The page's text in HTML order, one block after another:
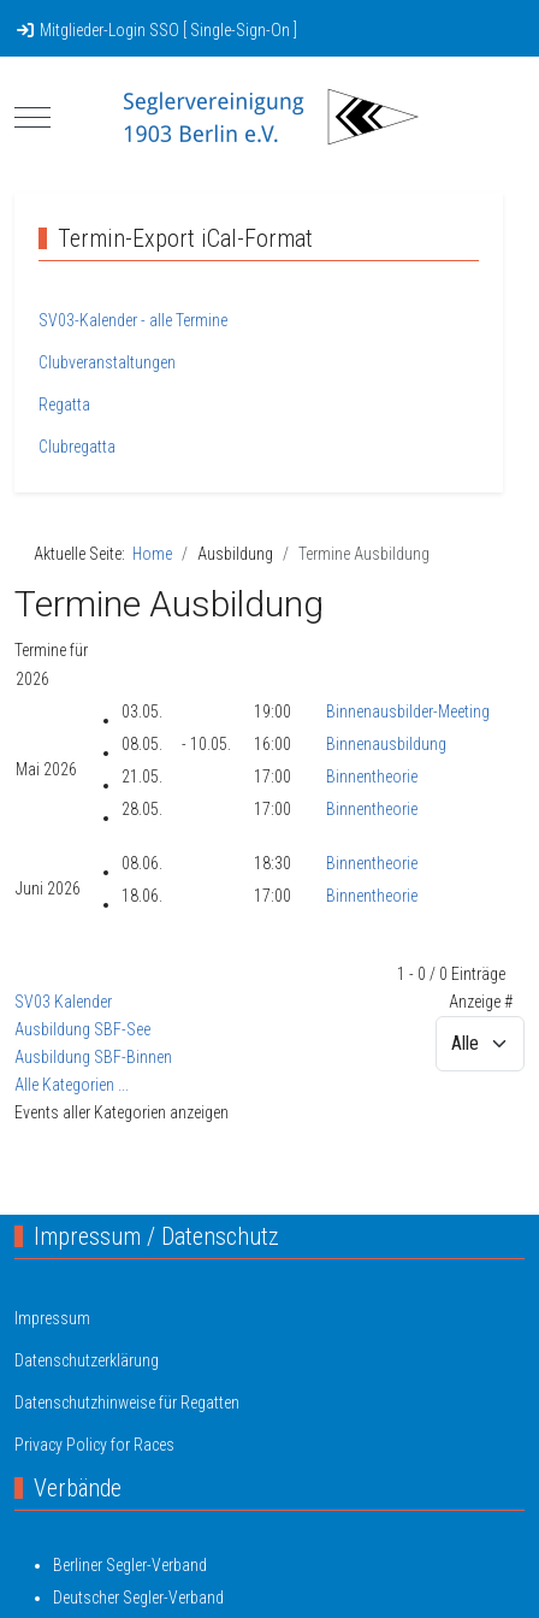
Mitglieder-Login SSO [ Single-Sign-On ]
Mobile Menu Toggle
Termin-Export iCal-Format
SV03-Kalender - alle Termine
Clubveranstaltungen
Regatta
Clubregatta
Aktuelle Seite: Home Ausbildung Termine Ausbildung
Termine Ausbildung
Termine für
2026
Mai 2026
03.05. 19:00
Binnenausbilder-Meeting
08.05.
- 10.05. 16:00
Binnenausbildung
21.05.
17:00
Binnentheorie
28.05.
17:00 Binnentheorie
Juni 2026
08.06. 18:30
Binnentheorie
18.06.
17:00 Binnentheorie
1 - 0 / 0 Einträge
Anzeige #
SV03 Kalender
Ausbildung SBF-See
Ausbildung SBF-Binnen
Alle Kategorien ...
Events aller Kategorien anzeigen
Impressum / Datenschutz
Impressum
Datenschutzerklärung
Datenschutzhinweise für Regatten
Privacy Policy for Races
Verbände
Berliner Segler-Verband
Deutscher Segler-Verband